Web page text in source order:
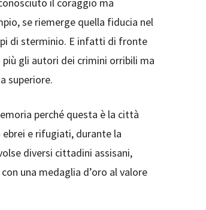
se riemerge quella fiducia nel
di sterminio. E infatti di fronte
gli autori dei crimini orribili ma
superiore.
perché questa è la città
e rifugiati, durante la
diversi cittadini assisani,
una medaglia d’oro al valore